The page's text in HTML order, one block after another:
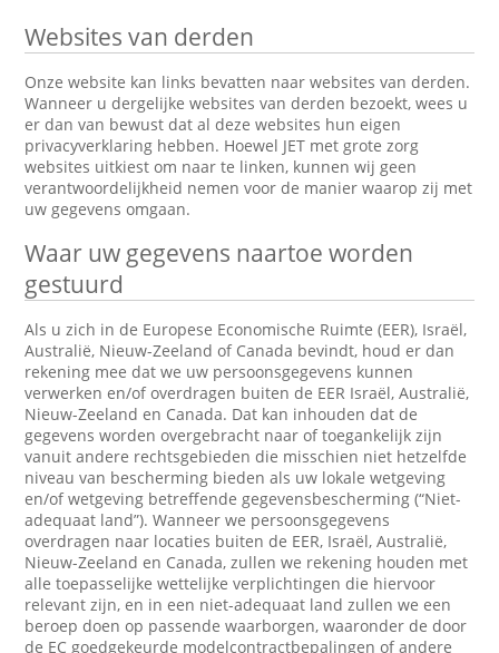
Websites van derden
Onze website kan links bevatten naar websites van derden.
Wanneer u dergelijke websites van derden bezoekt, wees u
er dan van bewust dat al deze websites hun eigen
privacyverklaring hebben. Hoewel JET met grote zorg
websites uitkiest om naar te linken, kunnen wij geen
verantwoordelijkheid nemen voor de manier waarop zij met
uw gegevens omgaan.
Waar uw gegevens naartoe worden
gestuurd
Als u zich in de Europese Economische Ruimte (EER), Israël,
Australië, Nieuw-Zeeland of Canada bevindt, houd er dan
rekening mee dat we uw persoonsgegevens kunnen
verwerken en/of overdragen buiten de EER Israël, Australië,
Nieuw-Zeeland en Canada. Dat kan inhouden dat de
gegevens worden overgebracht naar of toegankelijk zijn
vanuit andere rechtsgebieden die misschien niet hetzelfde
niveau van bescherming bieden als uw lokale wetgeving
en/of wetgeving betreffende gegevensbescherming (“Niet-
adequaat land”). Wanneer we persoonsgegevens
overdragen naar locaties buiten de EER, Israël, Australië,
Nieuw-Zeeland en Canada, zullen we rekening houden met
alle toepasselijke wettelijke verplichtingen die hiervoor
relevant zijn, en in een niet-adequaat land zullen we een
beroep doen op passende waarborgen, waaronder de door
de EC goedgekeurde modelcontractbepalingen of andere